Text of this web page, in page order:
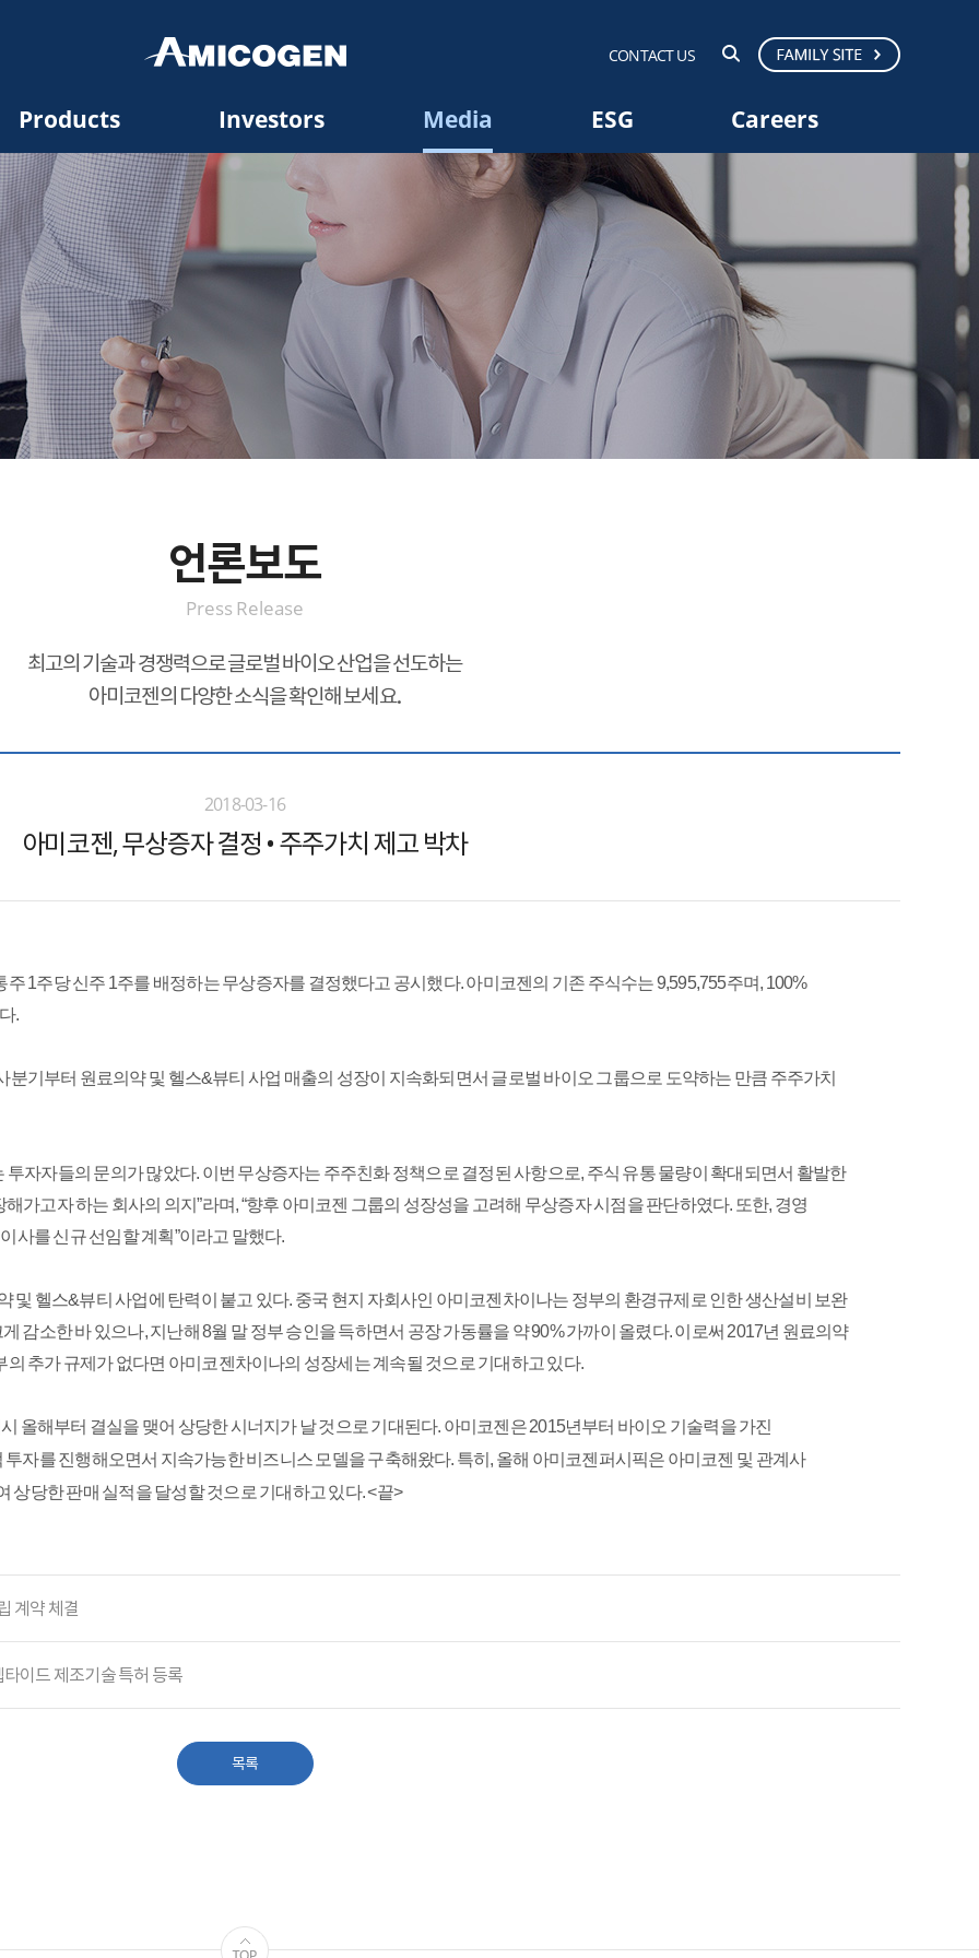
CONTACT US
Products Investors Media ESG Careers
언론보도
Press Release
최고의 기술과 경쟁력으로 글로벌 바이오 산업을 선도하는
아미코젠의 다양한 소식을 확인해 보세요.
2018-03-16
아미코젠, 무상증자 결정 • 주주가치 제고 박차
1주당 신주 1주를 배정하는 무상증자를 결정했다고 공시했다. 아미코젠의 기존 주식수는 9,595,755주며, 100%
.
기부터 원료의약 및 헬스&뷰티 사업 매출의 성장이 지속화되면서 글로벌 바이오 그룹으로 도약하는 만큼 주주가치
자자들의 문의가 많았다. 이번 무상증자는 주주친화 정책으로 결정된 사항으로, 주식 유통 물량이 확대되면서 활발한
가고자 하는 회사의 의지”라며, “향후 아미코젠 그룹의 성장성을 고려해 무상증자 시점을 판단하였다. 또한, 경영
사를 신규 선임할 계획”이라고 말했다.
및 헬스&뷰티 사업에 탄력이 붙고 있다. 중국 현지 자회사인 아미코젠차이나는 정부의 환경규제로 인한 생산설비 보완
감소한 바 있으나, 지난해 8월 말 정부 승인을 득하면서 공장 가동률을 약 90% 가까이 올렸다. 이로써 2017년 원료의약
추가 규제가 없다면 아미코젠차이나의 성장세는 계속될 것으로 기대하고 있다.
올해부터 결실을 맺어 상당한 시너지가 날 것으로 기대된다. 아미코젠은 2015년부터 바이오 기술력을 가진
자를 진행해오면서 지속가능한 비즈니스 모델을 구축해왔다. 특히, 올해 아미코젠퍼시픽은 아미코젠 및 관계사
상당한 판매 실적을 달성할 것으로 기대하고 있다. <끝>
계약 체결
이드 제조기술 특허 등록
목록